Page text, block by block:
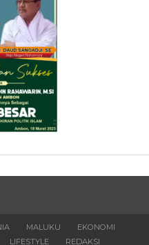
MALUKU
EKONOMI
LIFESTYLE REDAKSI